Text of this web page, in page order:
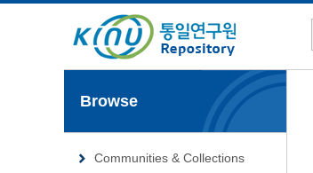
Browse
Communities & Collections